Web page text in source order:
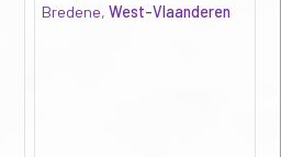
Bredene,West-Vlaanderen